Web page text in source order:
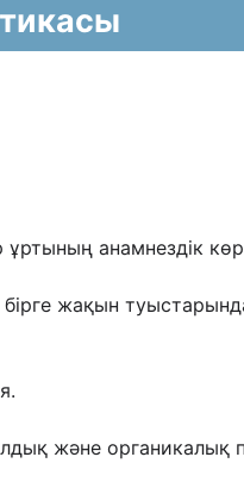
ұртының анамнездік
жақын
жəне органикалық